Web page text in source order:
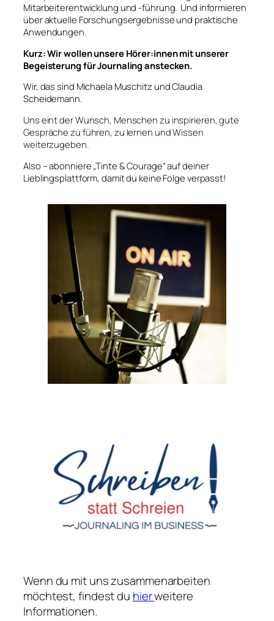
Mitarbeiterentwicklung und -führung. Und informieren
über aktuelle Forschungsergebnisse und praktische
Anwendungen.
Kurz: Wir wollen unsere Hörer:innen mit unserer
Begeisterung für Journaling anstecken.
Wir, das sind Michaela Muschitz und Claudia
Scheidemann.
Uns eint der Wunsch, Menschen zu inspirieren, gute
Gespräche zu führen, zu lernen und Wissen
weiterzugeben.
Also – abonniere „Tinte & Courage“ auf deiner
Lieblingsplattform, damit du keine Folge verpasst!
Wenn du mit uns zusammenarbeiten
möchtest, findest du hierweitere
Informationen.